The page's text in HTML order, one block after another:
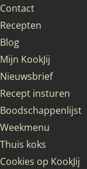
Contact
Recepten
Blog
Mijn KookJij
Nieuwsbrief
Recept insturen
Boodschappenlijst
Weekmenu
Thuis koks
Cookies op KookJij